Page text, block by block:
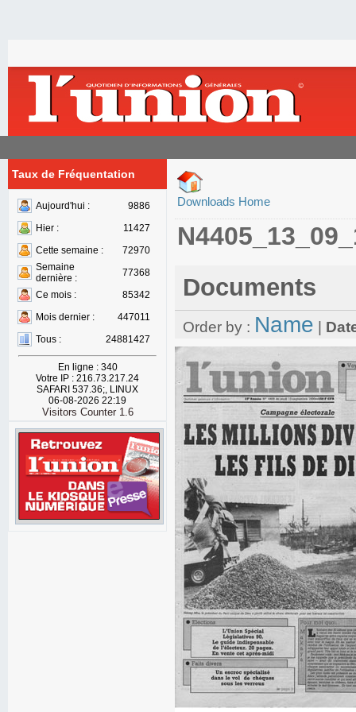
Taux de Fréquentation
Aujourd'hui :
9886
Hier :
11427
Cette semaine :
72970
Semaine
dernière :
77368
Ce mois :
85342
Mois dernier :
447011
Tous :
24881427
En ligne : 340
Votre IP : 216.73.217.24
SAFARI 537.36;, LINUX
06-08-2026 22:19
Visitors Counter 1.6
Downloads Home
Documents
Order by : Name